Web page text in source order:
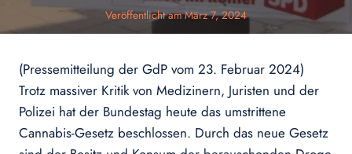
Veröffentlicht amMärz 7, 2024
(Pressemitteilung der GdP vom 23. Februar 2024)
Trotz massiver Kritik von Medizinern, Juristen und der
Polizei hat der Bundestag heute das umstrittene
Cannabis-Gesetz beschlossen. Durch das neue Gesetz